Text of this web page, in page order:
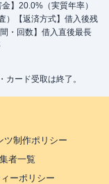
】20.0%（実質年率）
）【返済方式】借入後残
・回数】借入直後最長
ード受取は終了。
ツ制作ポリシー
者一覧
ーポリシー